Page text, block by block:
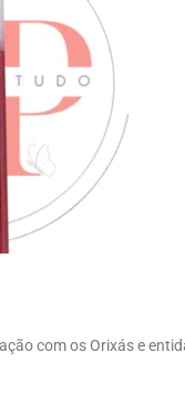
com os Orixás e